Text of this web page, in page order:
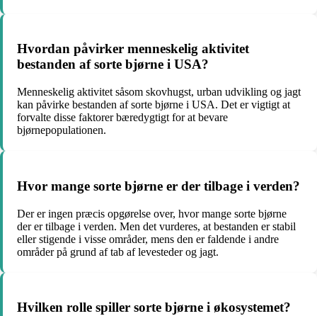
Hvordan påvirker menneskelig aktivitet
bestanden af sorte bjørne i USA?
Menneskelig aktivitet såsom skovhugst, urban udvikling og jagt
kan påvirke bestanden af sorte bjørne i USA. Det er vigtigt at
forvalte disse faktorer bæredygtigt for at bevare
bjørnepopulationen.
Hvor mange sorte bjørne er der tilbage i verden?
Der er ingen præcis opgørelse over, hvor mange sorte bjørne
der er tilbage i verden. Men det vurderes, at bestanden er stabil
eller stigende i visse områder, mens den er faldende i andre
områder på grund af tab af levesteder og jagt.
Hvilken rolle spiller sorte bjørne i økosystemet?